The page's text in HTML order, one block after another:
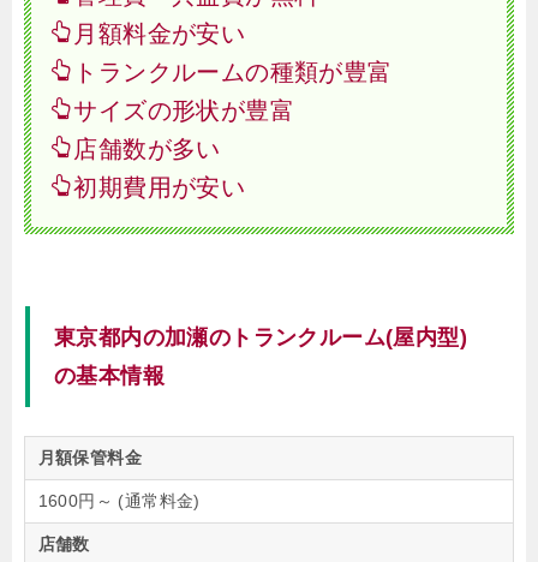
月額料金が安い
トランクルームの種類が豊富
サイズの形状が豊富
店舗数が多い
初期費用が安い
東京都内の加瀬のトランクルーム(屋内型)
の基本情報
月額保管料金
1600円～ (通常料金)
店舗数